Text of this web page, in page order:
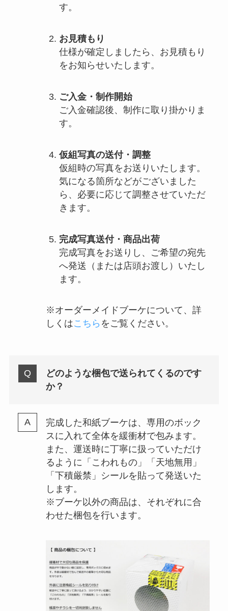
す。
お見積もり
仕様が確定しましたら、お見積もり
をお知らせいたします。
ご入金・制作開始
ご入金確認後、制作に取り掛かりま
す。
仮組写真の送付・調整
仮組時の写真をお送りいたします。
気になる箇所などがございました
ら、必要に応じて調整させていただ
きます。
完成写真送付・商品出荷
完成写真をお送りし、ご希望の宛先
へ発送（または店頭お渡し）いたし
ます。
※オーダーメイドブーケについて、詳
しくはこちら をご覧ください。
どのような梱包で送られてくるのです
か？
完成した和紙ブーケは、専用のボック
スに入れて全体を緩衝材で包みます。
また、運送時に丁寧に扱っていただけ
るように「こわれもの」「天地無用」
「下積厳禁」シールを貼って発送いた
します。
※ブーケ以外の商品は、それぞれに合
わせた梱包を行います。